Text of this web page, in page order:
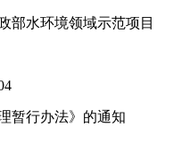
部水环境领域示范项目
暂行办法》的通知